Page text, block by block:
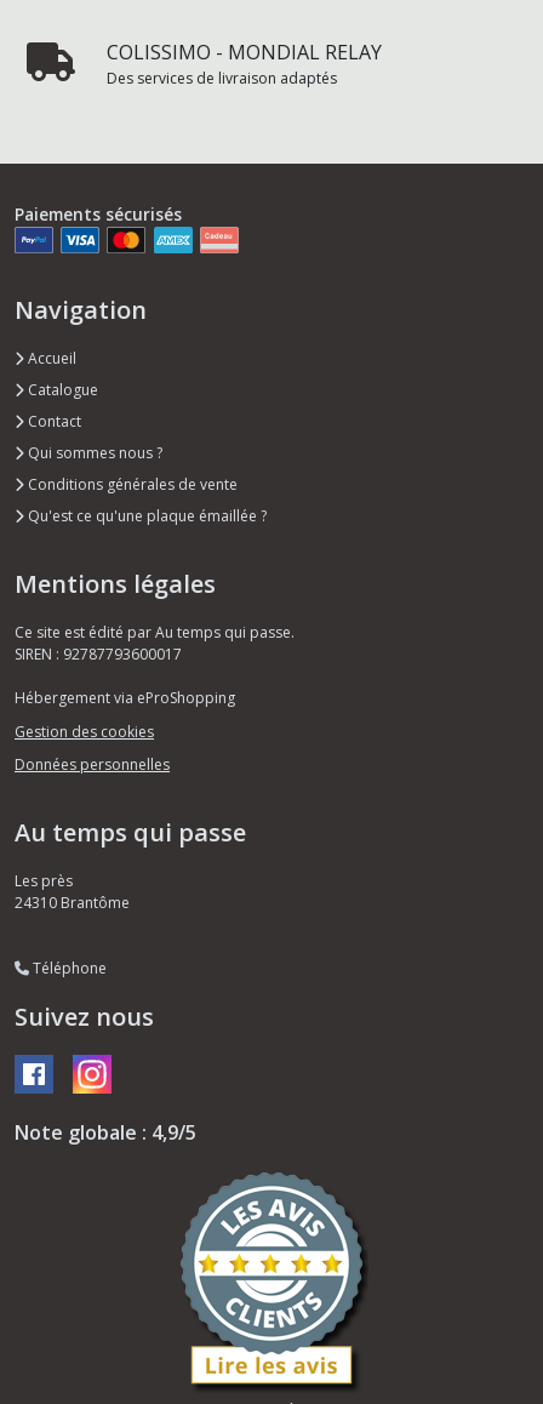
COLISSIMO - MONDIAL RELAY
Des services de livraison adaptés
Paiements sécurisés
Navigation
Accueil
Catalogue
Contact
Qui sommes nous ?
Conditions générales de vente
Qu'est ce qu'une plaque émaillée ?
Mentions légales
Ce site est édité par Au temps qui passe.
SIREN : 92787793600017
Hébergement via eProShopping
Gestion des cookies
Données personnelles
Au temps qui passe
Les près
24310 Brantôme
Téléphone
Suivez nous
Note globale : 4,9/5